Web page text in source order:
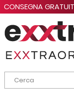
CONSEGNA